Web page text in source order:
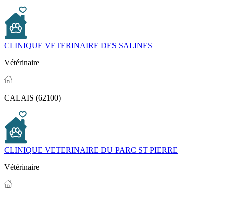
CLINIQUE VETERINAIRE DES SALINES
Vétérinaire
CALAIS (62100)
CLINIQUE VETERINAIRE DU PARC ST PIERRE
Vétérinaire